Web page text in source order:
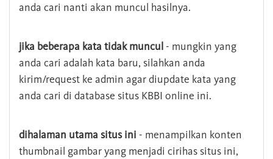
anda cari nanti akan muncul hasilnya.
jika beberapa kata tidak muncul - mungkin yang
anda cari adalah kata baru, silahkan anda
kirim/request ke admin agar diupdate kata yang
anda cari di database situs KBBI online ini.
dihalaman utama situs ini - menampilkan konten
thumbnail gambar yang menjadi cirihas situs ini,